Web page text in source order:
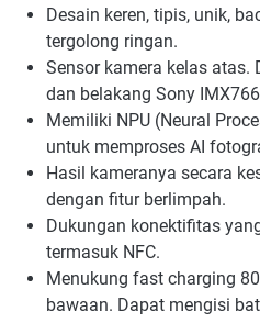
Desain keren, tipis, unik,
tergolong ringan.
Sensor kamera kelas atas.
dan belakang Sony
Memiliki NPU (Neural
untuk memproses AI
Hasil kameranya secara
dengan fitur berlimpah.
Dukungan konektifitas
termasuk NFC.
Menukung fast charging
bawaan. Dapat mengisi